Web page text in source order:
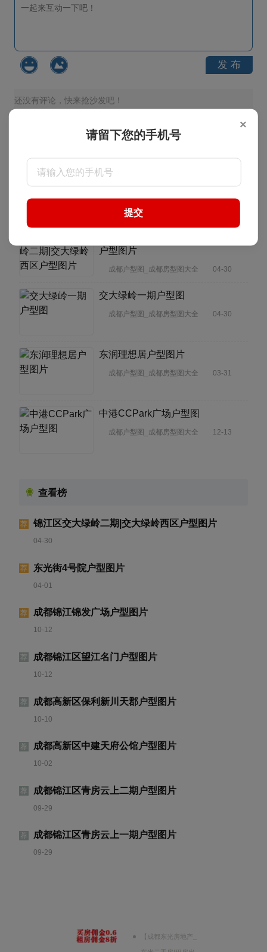
发 布
还没有评论，快来抢沙发吧！
观音桥街30号院小区户型图
户型图片
成都户型图_成都房型图大全 04-30
交大绿岭一期户型图
成都户型图_成都房型图大全 04-30
东润理想居户型图片
成都户型图_成都房型图大全 03-31
中港CCPark广场户型图
成都户型图_成都房型图大全 12-13
查看榜
荐 锦江区交大绿岭二期|交大绿岭西区户型图片
04-30
荐 东光街4号院户型图片
04-01
荐 成都锦江锦发广场户型图片
10-12
荐 成都锦江区望江名门户型图片
10-12
荐 成都高新区保利新川天郡户型图片
10-10
荐 成都高新区中建天府公馆户型图片
10-02
荐 成都锦江区青房云上二期户型图片
09-29
荐 成都锦江区青房云上一期户型图片
09-29
【成都东光房地产_
×
请留下您的手机号
提交